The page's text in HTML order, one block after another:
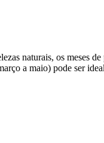
naturais, os meses
a maio) pode ser